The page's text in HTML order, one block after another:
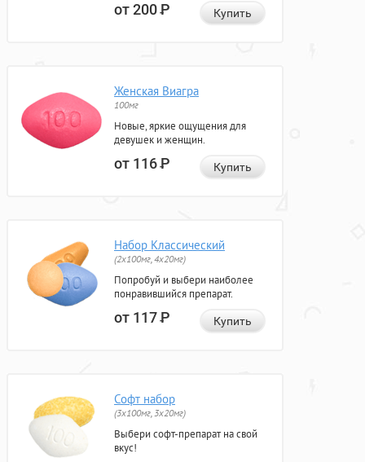
от 200Р Купить
Женская Виагра
100мг
Новые, яркие ощущения для
девушек и женщин.
от 116Р Купить
Набор Классический
(2x100мг, 4x20мг)
Попробуй и выбери наиболее
понравившийся препарат.
от 117Р Купить
Софт набор
(3x100мг, 3x20мг)
Выбери софт-препарат на свой
вкус!